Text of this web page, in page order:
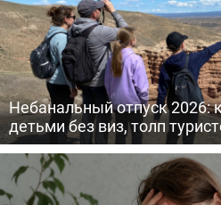
Небанальный отпуск 2026:
детьми без виз, толп